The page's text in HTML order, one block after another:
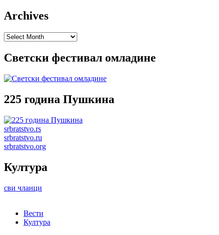
Archives
Archives
Светски фестивал омладине
225 година Пушкина
srbratstvo.rs
srbratstvo.ru
srbratstvo.org
Култура
сви чланци
Вести
Култура